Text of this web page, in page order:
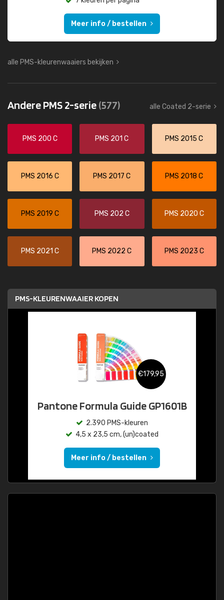
Meer info / bestellen
alle PMS-kleurenwaaiers bekijken
Andere PMS 2-serie(577) alle Coated 2-serie
PMS 200 C PMS 201 C PMS 2015 C
PMS 2016 C PMS 2017 C PMS 2018 C
PMS 2019 C PMS 202 C PMS 2020 C
PMS 2021 C PMS 2022 C PMS 2023 C
PMS-KLEURENWAAIER KOPEN
€179,95
Pantone Formula Guide GP1601B
2.390 PMS-kleuren
4,5 x 23,5 cm, (un)coated
Meer info / bestellen